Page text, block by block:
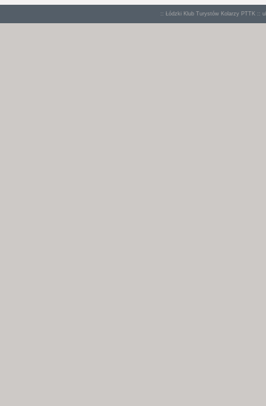
:: Łódzki Klub Turystów Kolarzy PTTK ::